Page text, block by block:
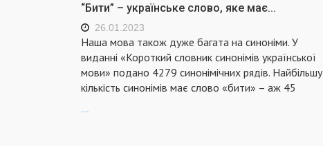
“Бити” – українське слово, яке має...
26.01.2023
Наша мова також дуже багата на синоніми. У
виданні «Короткий словник синонімів української
мови» подано 4279 синонімічних рядів. Найбільшу
кількість синонімів має слово «бити» – аж 45